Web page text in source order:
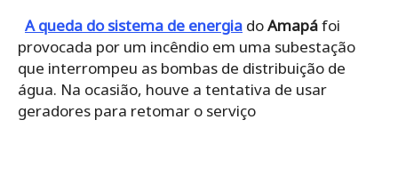
A queda do sistema de energia doAmapáfoi
provocada por um incêndio em uma subestação
que interrompeu as bombas de distribuição de
água. Na ocasião, houve a tentativa de usar
geradores para retomar o serviço